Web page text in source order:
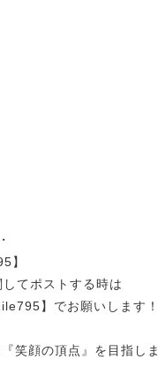
】
てポストする時は
】でお願いします！
笑顔の頂点』を目指し